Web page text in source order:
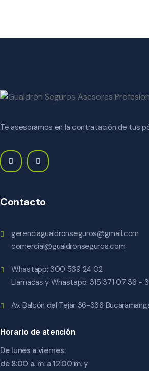
Te asesoramos en la contratación de tus
Contacto
gerenciagualdronseguros@gmail.com
comercial@gualdronseguros.com
Whastapp: 300 569 24 02
Llamadas y Whastapp: 315 371 07 36 -
Av. Balcón del Tejar 36-336
Horario de atención
De lunes a viernes:
de 8:00 a. m. a 12:00 m. y